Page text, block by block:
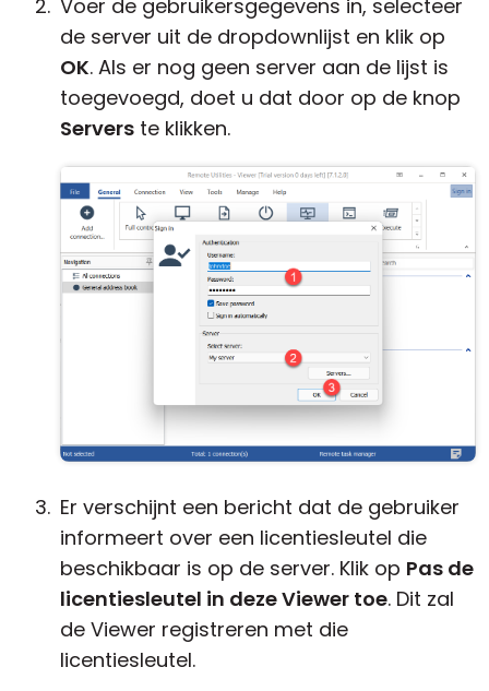
Voer de gebruikersgegevens in, selecteer
de server uit de dropdownlijst en klik op
OK. Als er nog geen server aan de lijst is
toegevoegd, doet u dat door op de knop
Servers te klikken.
Er verschijnt een bericht dat de gebruiker
informeert over een licentiesleutel die
beschikbaar is op de server. Klik op Pas de
licentiesleutel in deze Viewer toe. Dit zal
de Viewer registreren met die
licentiesleutel.